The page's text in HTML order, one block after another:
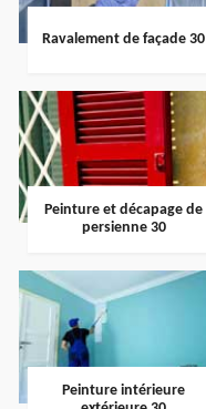
Ravalement de façade 30
Peinture et décapage de
persienne 30
Peinture intérieure